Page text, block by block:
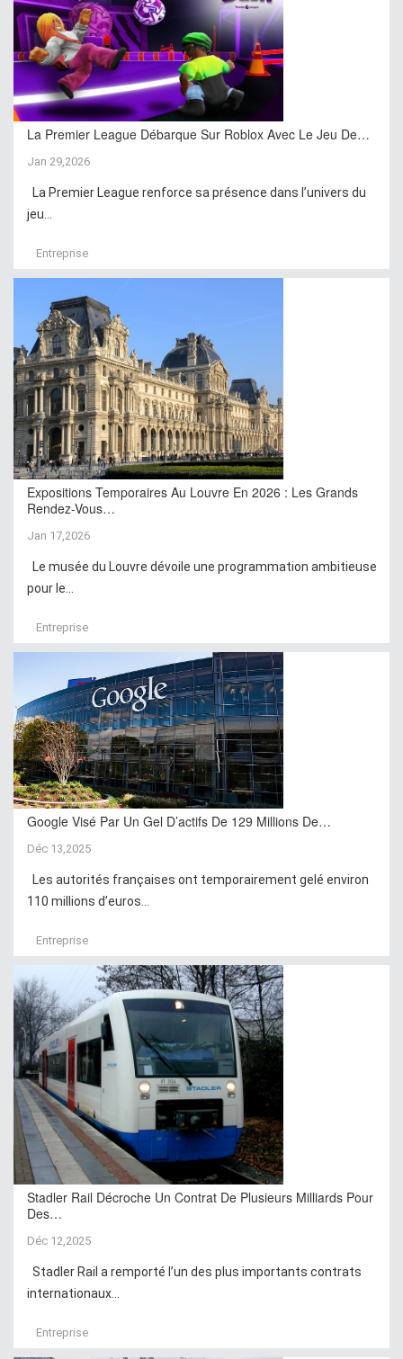
La Premier League Débarque Sur Roblox Avec Le Jeu De…
Jan 29,2026
La Premier League renforce sa présence dans l’univers du
jeu...
Entreprise
Expositions Temporaires Au Louvre En 2026 : Les Grands
Rendez-Vous…
Jan 17,2026
Le musée du Louvre dévoile une programmation ambitieuse
pour le...
Entreprise
Google Visé Par Un Gel D’actifs De 129 Millions De…
Déc 13,2025
Les autorités françaises ont temporairement gelé environ
110 millions d’euros...
Entreprise
Stadler Rail Décroche Un Contrat De Plusieurs Milliards Pour
Des…
Déc 12,2025
Stadler Rail a remporté l’un des plus importants contrats
internationaux...
Entreprise